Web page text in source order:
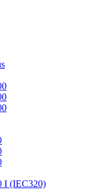
I (IEC320)